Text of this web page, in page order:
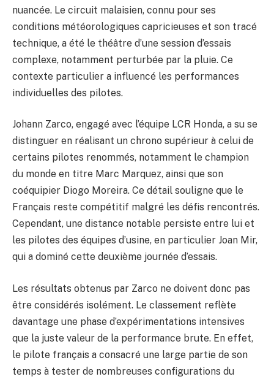
nuancée. Le circuit malaisien, connu pour ses
conditions météorologiques capricieuses et son tracé
technique, a été le théâtre d’une session d’essais
complexe, notamment perturbée par la pluie. Ce
contexte particulier a influencé les performances
individuelles des pilotes.
Johann Zarco, engagé avec l’équipe LCR Honda, a su se
distinguer en réalisant un chrono supérieur à celui de
certains pilotes renommés, notamment le champion
du monde en titre Marc Marquez, ainsi que son
coéquipier Diogo Moreira. Ce détail souligne que le
Français reste compétitif malgré les défis rencontrés.
Cependant, une distance notable persiste entre lui et
les pilotes des équipes d’usine, en particulier Joan Mir,
qui a dominé cette deuxième journée d’essais.
Les résultats obtenus par Zarco ne doivent donc pas
être considérés isolément. Le classement reflète
davantage une phase d’expérimentations intensives
que la juste valeur de la performance brute. En effet,
le pilote français a consacré une large partie de son
temps à tester de nombreuses configurations du